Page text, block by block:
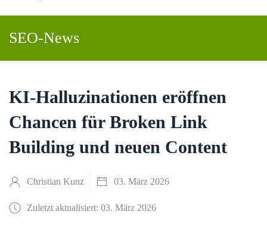
SEO-News
KI-Halluzinationen eröffnen
Chancen für Broken Link
Building und neuen Content
Christian Kunz 03. März 2026
Zuletzt aktualisiert: 03. März 2026